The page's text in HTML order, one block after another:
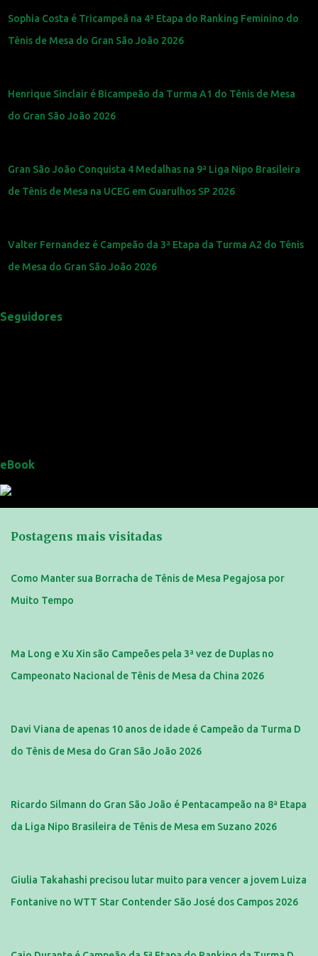
Sophia Costa é Tricampeã na 4ª Etapa do Ranking Feminino do
Tênis de Mesa do Gran São João 2026
Henrique Sinclair é Bicampeão da Turma A1 do Tênis de Mesa
do Gran São João 2026
Gran São João Conquista 4 Medalhas na 9ª Liga Nipo Brasileira
de Tênis de Mesa na UCEG em Guarulhos SP 2026
Valter Fernandez é Campeão da 3ª Etapa da Turma A2 do Tênis
de Mesa do Gran São João 2026
Seguidores
eBook
Postagens mais visitadas
Como Manter sua Borracha de Tênis de Mesa Pegajosa por
Muito Tempo
Ma Long e Xu Xin são Campeões pela 3ª vez de Duplas no
Campeonato Nacional de Tênis de Mesa da China 2026
Davi Viana de apenas 10 anos de idade é Campeão da Turma D
do Tênis de Mesa do Gran São João 2026
Ricardo Silmann do Gran São João é Pentacampeão na 8ª Etapa
da Liga Nipo Brasileira de Tênis de Mesa em Suzano 2026
Giulia Takahashi precisou lutar muito para vencer a jovem Luiza
Fontanive no WTT Star Contender São José dos Campos 2026